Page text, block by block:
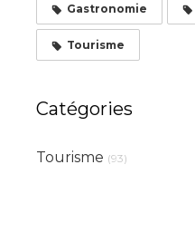
Gastronomie
Tourisme
Catégories
Tourisme (93)